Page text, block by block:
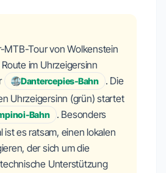
MTB-Tour von Wolkenstein
im Uhrzeigersinn
Dantercepies-Bahn
. Die
Uhrzeigersinn (grün) startet
Bahn
. Besonders
ist es ratsam, einen lokalen
der sich um die
Unterstützung